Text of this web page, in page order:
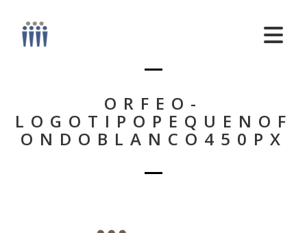
ORFEO-
LOGOTIPOPEQUENOF
ONDOBLANCO450PX